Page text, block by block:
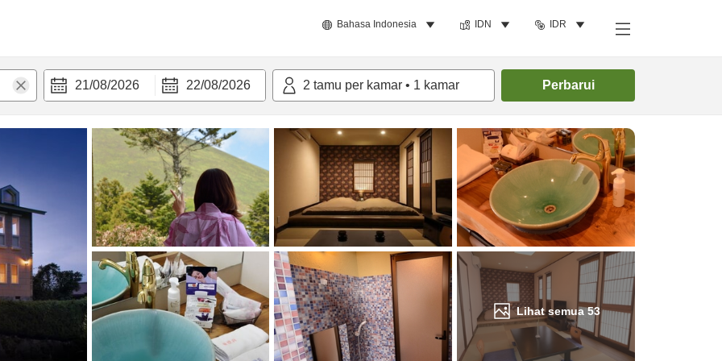
Bahasa Indonesia IDN IDR
21/08/2026 22/08/2026 2 tamu per kamar • 1 kamar Perbarui
Lihat semua53
Cari kamar